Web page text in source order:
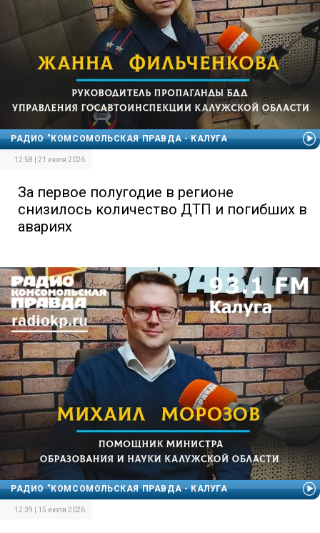
РАДИО "КОМСОМОЛЬСКАЯ ПРАВДА - КАЛУГА
12:58 | 21 июля 2026
За первое полугодие в регионе
снизилось количество ДТП и погибших в
авариях
РАДИО "КОМСОМОЛЬСКАЯ ПРАВДА - КАЛУГА
12:39 | 15 июля 2026